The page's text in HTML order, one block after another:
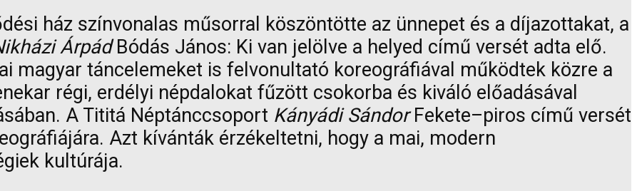
ház színvonalas műsorral köszöntötte az ünnepet és a díjazottakat, a
ÁrpádBódás János: Ki van jelölve a helyed című versét adta elő.
magyar táncelemeket is felvonultató koreográfiával működtek közre a
régi, erdélyi népdalokat fűzött csokorba és kiváló előadásával
A Tititá Néptánccsoport Kányádi SándorFekete–piros című versét
Azt kívánták érzékeltetni, hogy a mai, modern
kultúrája.